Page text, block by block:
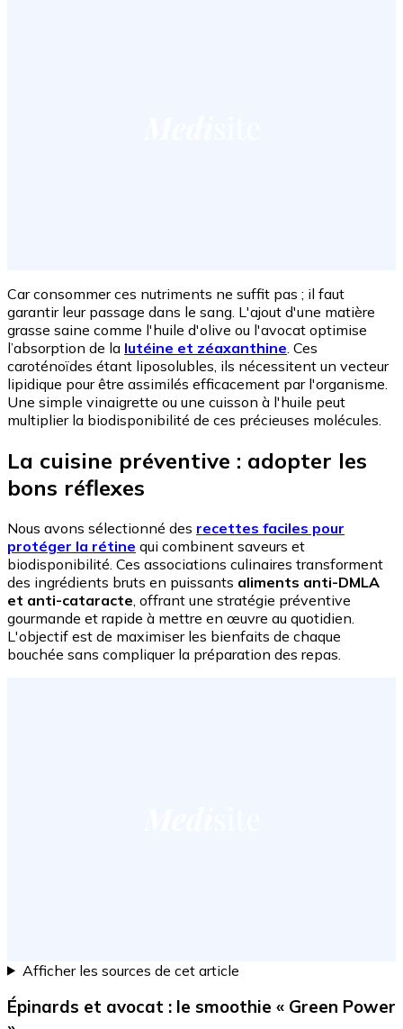
Car consommer ces nutriments ne suffit pas ; il faut
garantir leur passage dans le sang. L'ajout d'une matière
grasse saine comme l'huile d'olive ou l'avocat optimise
l’absorption de la lutéine et zéaxanthine . Ces
caroténoïdes étant liposolubles, ils nécessitent un vecteur
lipidique pour être assimilés efficacement par l'organisme.
Une simple vinaigrette ou une cuisson à l'huile peut
multiplier la biodisponibilité de ces précieuses molécules.
La cuisine préventive : adopter les
bons réflexes
Nous avons sélectionné des recettes faciles pour
protéger la rétine qui combinent saveurs et
biodisponibilité. Ces associations culinaires transforment
des ingrédients bruts en puissants aliments anti-DMLA
et anti-cataracte , offrant une stratégie préventive
gourmande et rapide à mettre en œuvre au quotidien.
L'objectif est de maximiser les bienfaits de chaque
bouchée sans compliquer la préparation des repas.
Afficher les sources de cet article
Épinards et avocat : le smoothie « Green Power